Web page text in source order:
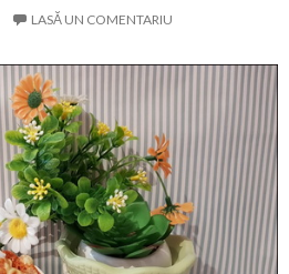
LASĂ UN COMENTARIU